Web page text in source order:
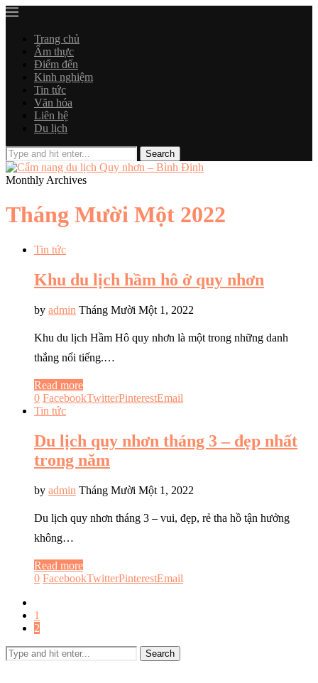
Trang chủ
Ẩm thực
Điểm đến
Kinh nghiệm
Tin tức
Văn hóa
Liên hệ
Du lịch
Monthly Archives
Tháng Mười Một 2022
Tin tức
Khu du lịch hầm hô ở quy nhơn
by admin Tháng Mười Một 1, 2022
Khu du lịch Hầm Hô quy nhơn là một trong những danh
thắng nổi tiếng.…
Read more
0 FacebookTwitterPinterestEmail
Tin tức
Du lịch quy nhơn tháng 3 – đẹp nhất
trong năm
by admin Tháng Mười Một 1, 2022
Du lịch quy nhơn tháng 3 – vui, đẹp, rẻ tha hồ tận hưởng
không…
Read more
0 FacebookTwitterPinterestEmail
1
2